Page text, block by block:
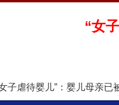
“女
虐待婴儿”：婴儿母亲已